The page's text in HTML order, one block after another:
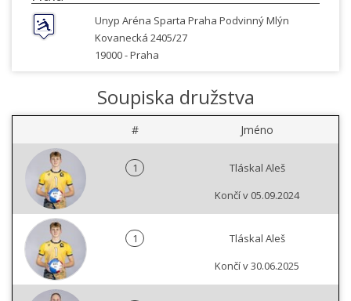
Unyp Aréna Sparta Praha Podvinný Mlýn
Kovanecká 2405/27
19000 -Praha
Soupiska družstva
# Jméno
1
Tláskal Aleš
Končí v 05.09.2024
1
Tláskal Aleš
Končí v 30.06.2025